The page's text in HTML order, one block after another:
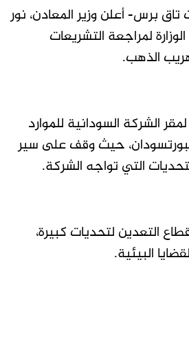
برس- أعلن وزير المعادن، نور
لمراجعة التشريعات
الذهب.
الشركة السودانية للموارد
حيث وقف على سير
التي تواجه الشركة.
التعدين لتحديات كبيرة،
البيئية.